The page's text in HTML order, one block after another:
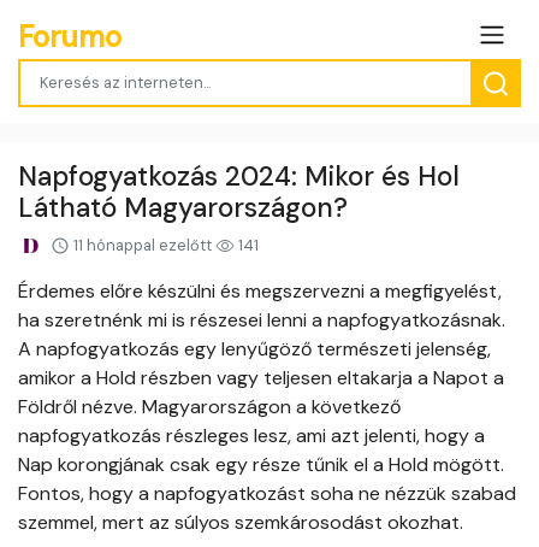
Forumo
Napfogyatkozás 2024: Mikor és Hol
Látható Magyarországon?
11 hónappal ezelőtt 141
Érdemes előre készülni és megszervezni a megfigyelést,
ha szeretnénk mi is részesei lenni a napfogyatkozásnak.
A napfogyatkozás egy lenyűgöző természeti jelenség,
amikor a Hold részben vagy teljesen eltakarja a Napot a
Földről nézve. Magyarországon a következő
napfogyatkozás részleges lesz, ami azt jelenti, hogy a
Nap korongjának csak egy része tűnik el a Hold mögött.
Fontos, hogy a napfogyatkozást soha ne nézzük szabad
szemmel, mert az súlyos szemkárosodást okozhat.